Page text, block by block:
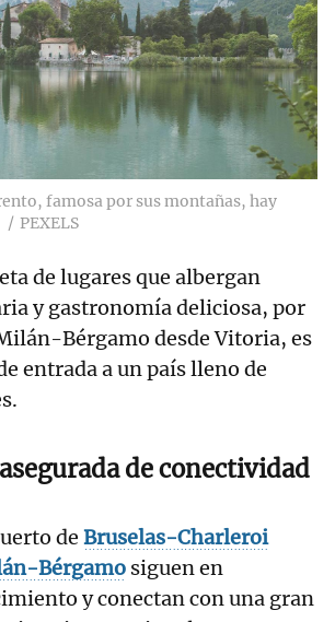
famosa por sus montañas, hay
PEXELS
de lugares que albergan
y gastronomía deliciosa, por
Bérgamo desde Vitoria, es
entrada a un país lleno de
de conectividad
de Bruselas-Charleroi
Bérgamo siguen en
y conectan con una gran